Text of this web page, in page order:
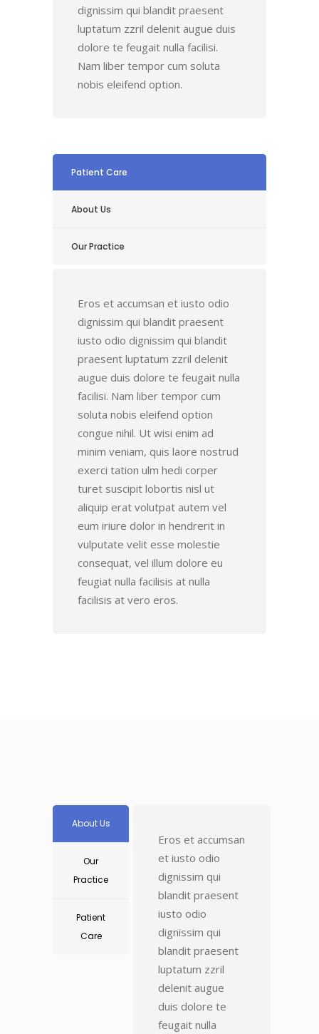
dignissim qui blandit praesent
luptatum zzril delenit augue duis
dolore te feugait nulla facilisi.
Nam liber tempor cum soluta
nobis eleifend option.
Patient Care
About Us
Our Practice
Eros et accumsan et iusto odio
dignissim qui blandit praesent
iusto odio dignissim qui blandit
praesent luptatum zzril delenit
augue duis dolore te feugait nulla
facilisi. Nam liber tempor cum
soluta nobis eleifend option
congue nihil. Ut wisi enim ad
minim veniam, quis laore nostrud
exerci tation ulm hedi corper
turet suscipit lobortis nisl ut
aliquip erat volutpat autem vel
eum iriure dolor in hendrerit in
vulputate velit esse molestie
consequat, vel illum dolore eu
feugiat nulla facilisis at nulla
facilisis at vero eros.
About Us
Our
Practice
Patient
Care
Eros et accumsan
et iusto odio
dignissim qui
blandit praesent
iusto odio
dignissim qui
blandit praesent
luptatum zzril
delenit augue
duis dolore te
feugait nulla